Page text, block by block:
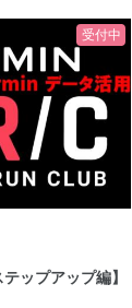
受付中
ップアップ編】